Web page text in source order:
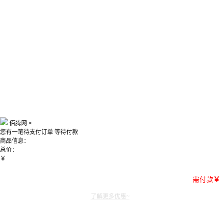
佰腾网 ×
您有一笔待支付订单 等待付款
商品信息：
总价：
￥
需付款￥
了解更多优惠~